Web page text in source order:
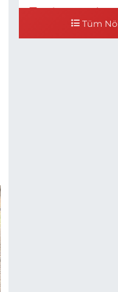
Bal Eczanesi
VİŞNELİK MH.
Vişnelik Tramvay
Tüm